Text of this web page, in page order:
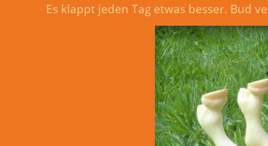
Es klappt jeden Tag etwas besser. Bud